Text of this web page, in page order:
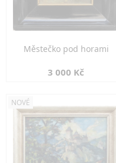
Městečko pod horami
3 000 Kč
NOVÉ